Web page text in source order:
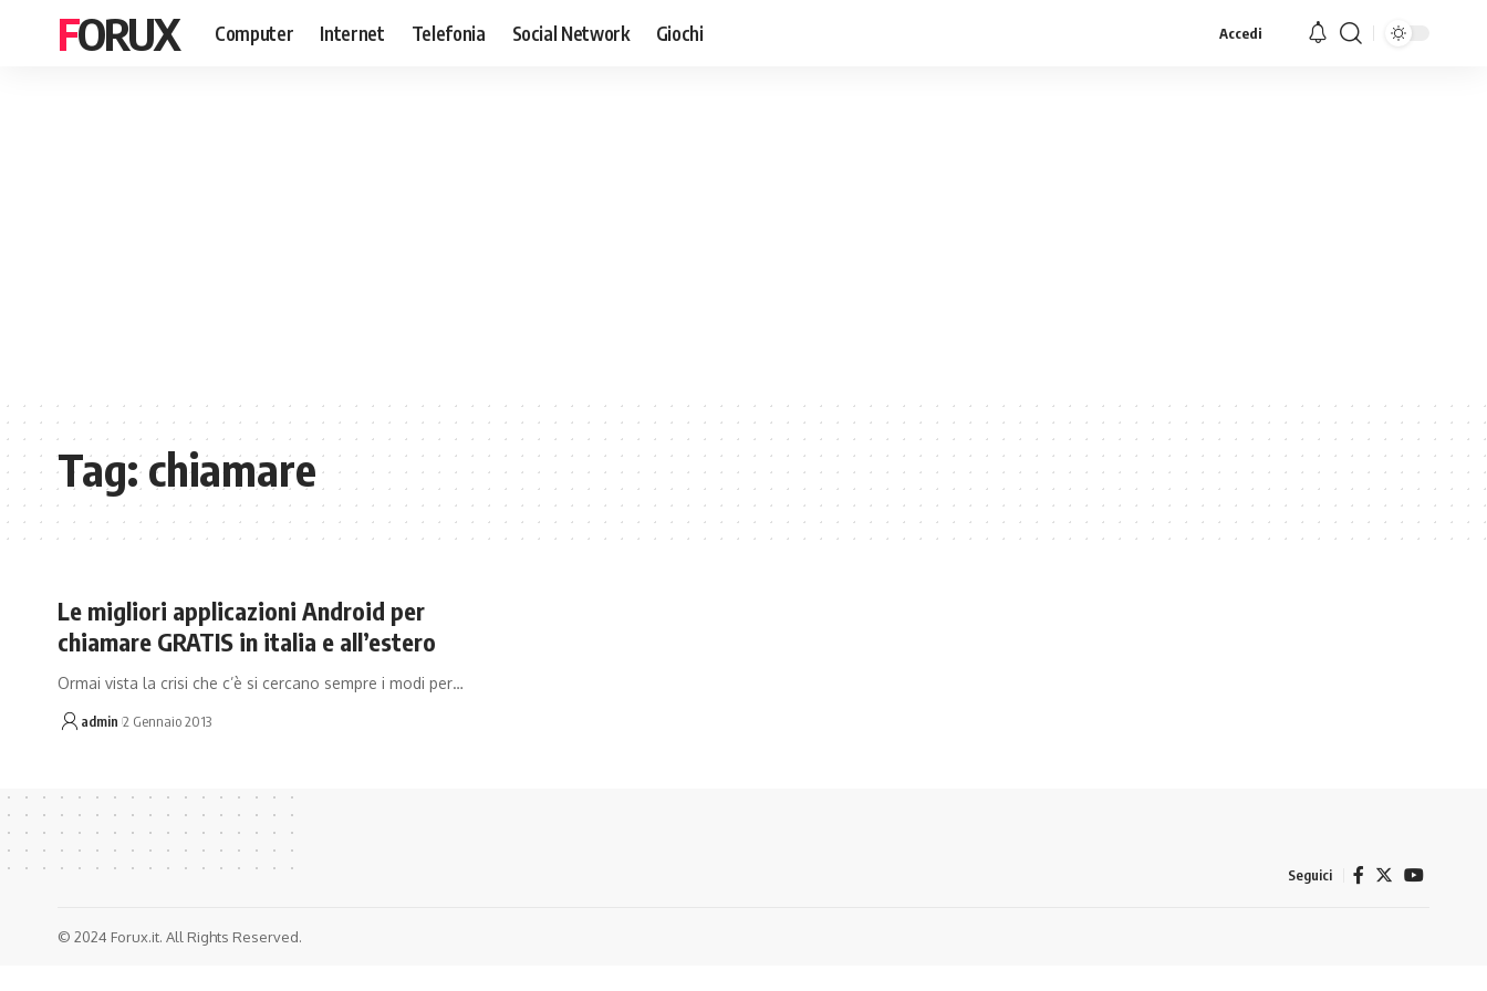
FORUX Computer Internet Telefonia Social Network Giochi Accedi
Tag:chiamare
Le migliori applicazioni Android per
chiamare GRATIS in italia e all’estero
Ormai vista la crisi che c’è si cercano sempre i modi per…
admin 2 Gennaio 2013
Seguici
© 2024 Forux.it. All Rights Reserved.